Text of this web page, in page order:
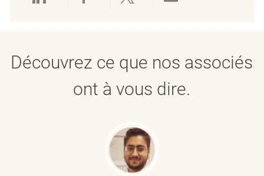
Partager via LinkedIn
Partager via Facebook
Partager via twitter
Découvrez ce que nos associés
ont à vous dire.